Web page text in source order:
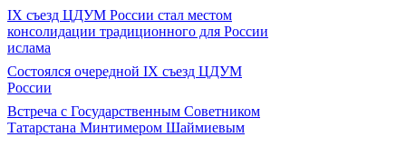
IX съезд ЦДУМ России стал местом
консолидации традиционного для России
ислама
Состоялся очередной IX съезд ЦДУМ
России
Встреча с Государственным Советником
Татарстана Минтимером Шаймиевым